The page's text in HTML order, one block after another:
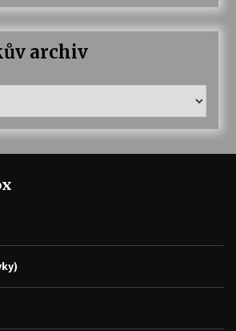
archiv